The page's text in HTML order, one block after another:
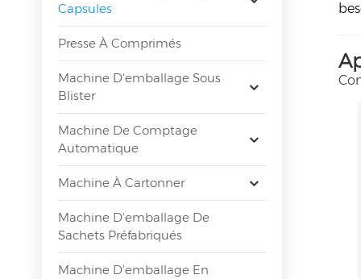
Capsules
Presse À Comprimés
Machine D'emballage Sous
Blister
Machine De Comptage
Automatique
Machine À Cartonner
Machine D'emballage De
Sachets Préfabriqués
Machine D'emballage En